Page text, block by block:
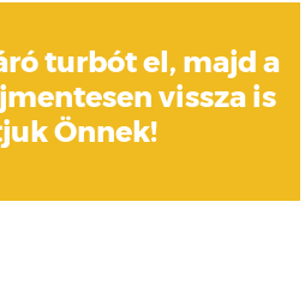
turbót el, majd a
vissza is
Önnek!